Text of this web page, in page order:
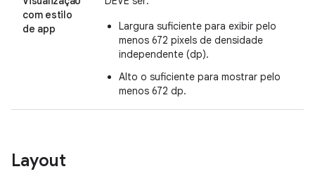
com estilo
de app
Largura suficiente para exibir pelo
menos 672 pixels de densidade
independente (dp).
Alto o suficiente para mostrar pelo
menos 672 dp.
Layout